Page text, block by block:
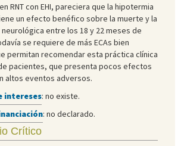
RNT con EHI, pareciera que la hipotermia
un efecto benéfico sobre la muerte y la
entre los 18 y 22 meses de
se requiere de más ECAs bien
permitan recomendar esta práctica clínica
pacientes, que presenta pocos efectos
altos eventos adversos.
intereses: no existe.
: no declarado.
Crítico